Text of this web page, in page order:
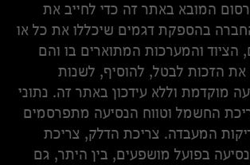
המובא באתר זה כדי לחייב את
בהספקת דגמים שיכללו את כל או
הציוד והמערכות המתוארים בו והם
הזכות לבטל, להוסיף, לשנות
מוקדמת וללא עידכון באתר זה. נתוני
החשמל וטווח הנסיעה מתפרסמים
המעבדה. צריכת הדלק, צריכת
בפועל מושפעים, בין היתר, גם